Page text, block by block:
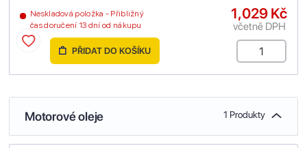
Neskladová položka - Přibližný
čas doručení 13 dní od nákupu
1,029 Kč
včetně DPH
PŘIDAT DO KOŠÍKU
Motorové oleje 1 Produkty